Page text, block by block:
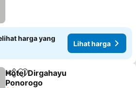
harga yang
Lihat harga
BagikanTambahkan ke favorit
Hotel Dirgahayu
Ponorogo